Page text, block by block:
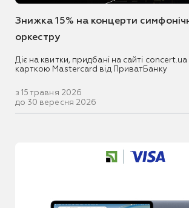
Знижка 15% на концерти
оркестру
Діє на квитки, придбані на сайті
карткою Mastercard від ПриватБанку
з 15 травня 2026
до 30 вересня 2026